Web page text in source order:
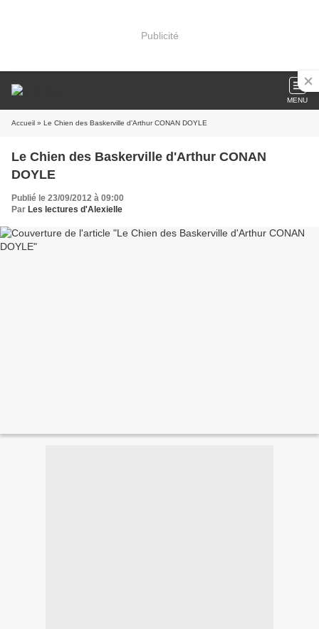
Publicité
MENU
Accueil » Le Chien des Baskerville d'Arthur CONAN DOYLE
Le Chien des Baskerville d'Arthur CONAN
DOYLE
Publié le 23/09/2012 à 09:00
Par Les lectures d'Alexielle